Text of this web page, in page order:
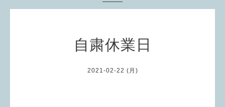
自粛休業日
2021-02-22 (月)